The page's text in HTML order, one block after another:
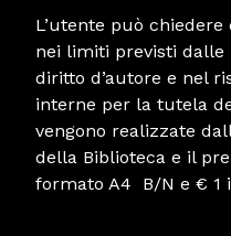
L’utente può
nei limiti previsti dalle
diritto d’autore e nel
interne per la tutela
vengono realizzate
della Biblioteca e il
formato A4 B/N e € 1